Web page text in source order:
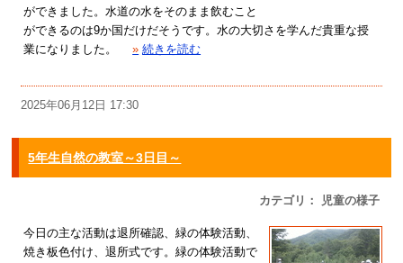
ができました。水道の水をそのまま飲むこと
ができるのは9か国だけだそうです。水の大切さを学んだ貴重な授
業になりました。
» 続きを読む
2025年06月12日 17:30
5年生自然の教室～3日目～
カテゴリ： 児童の様子
今日の主な活動は退所確認、緑の体験活動、
焼き板色付け、退所式です。緑の体験活動で